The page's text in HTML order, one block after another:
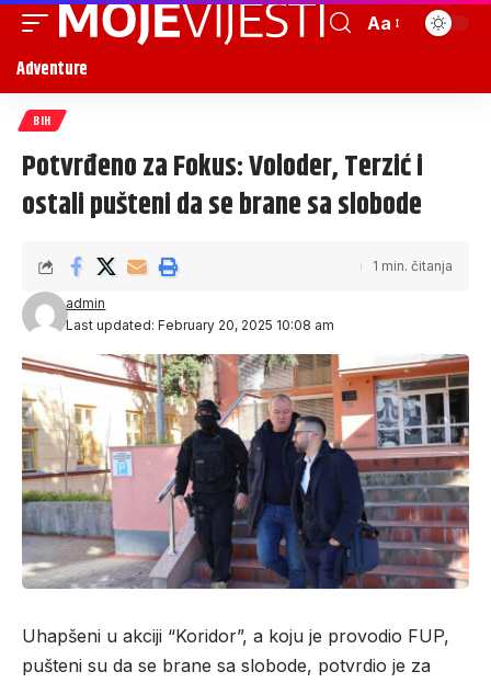
Aa
Adventure
BIH
Potvrđeno za Fokus: Voloder, Terzić i
ostali pušteni da se brane sa slobode
Last updated: February 20, 2025 10:08 am
admin
1 min. čitanja
Uhapšeni u akciji “Koridor”, a koju je provodio FUP,
pušteni su da se brane sa slobode, potvrdio je za